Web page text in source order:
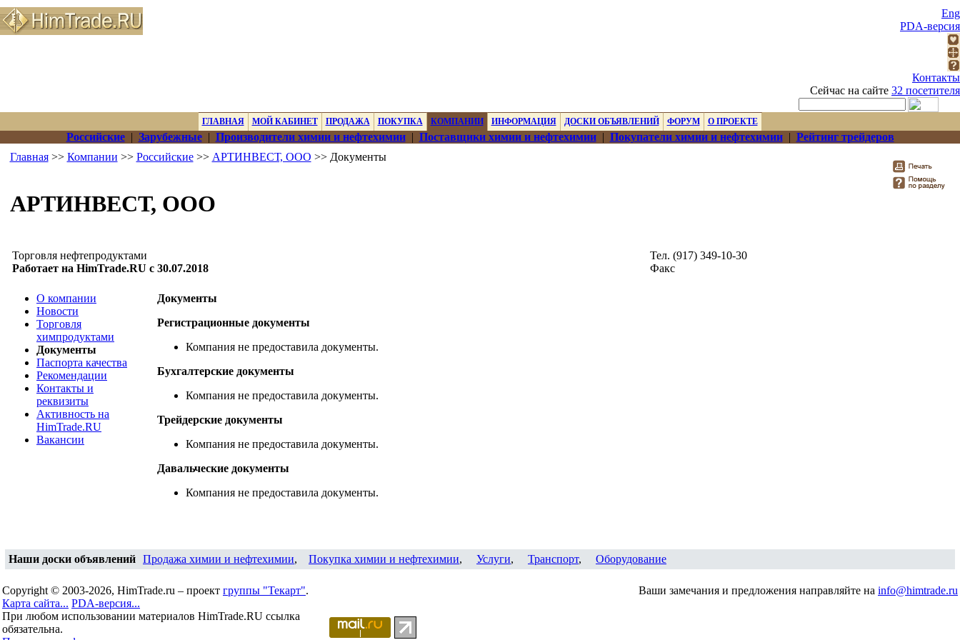
Eng
PDA-версия
Контакты
Сейчас на сайте 32 посетителя
ГЛАВНАЯ МОЙ КАБИНЕТ ПРОДАЖА ПОКУПКА КОМПАНИИ ИНФОРМАЦИЯ ДОСКИ ОБЪЯВЛЕНИЙ ФОРУМ О ПРОЕКТЕ
Российские| Зарубежные| Производители химии и нефтехимии| Поставщики химии и нефтехимии| Покупатели химии и нефтехимии| Рейтинг трейдеров
Главная>> Компании >> Российские>> АРТИНВЕСТ, ООО >> Документы
АРТИНВЕСТ, ООО
Торговля нефтепродуктами
Работает на HimTrade.RU с 30.07.2018
Тел. (917) 349-10-30
Факс
О компании
Новости
Торговля
химпродуктами
Документы
Паспорта качества
Рекомендации
Контакты и
реквизиты
Активность на
HimTrade.RU
Вакансии
Документы
Регистрационные документы
Компания не предоставила документы.
Бухгалтерские документы
Компания не предоставила документы.
Трейдерские документы
Компания не предоставила документы.
Давальческие документы
Компания не предоставила документы.
Наши доски объявлений Продажа химии и нефтехимии, Покупка химии и нефтехимии, Услуги, Транспорт, Оборудование
Copyright © 2003-2026, HimTrade.ru – проект группы "Текарт".
Карта сайта... PDA-версия...
При любом использовании материалов HimTrade.RU ссылка
обязательна.
Ваши замечания и предложения направляйте на info@himtrade.ru